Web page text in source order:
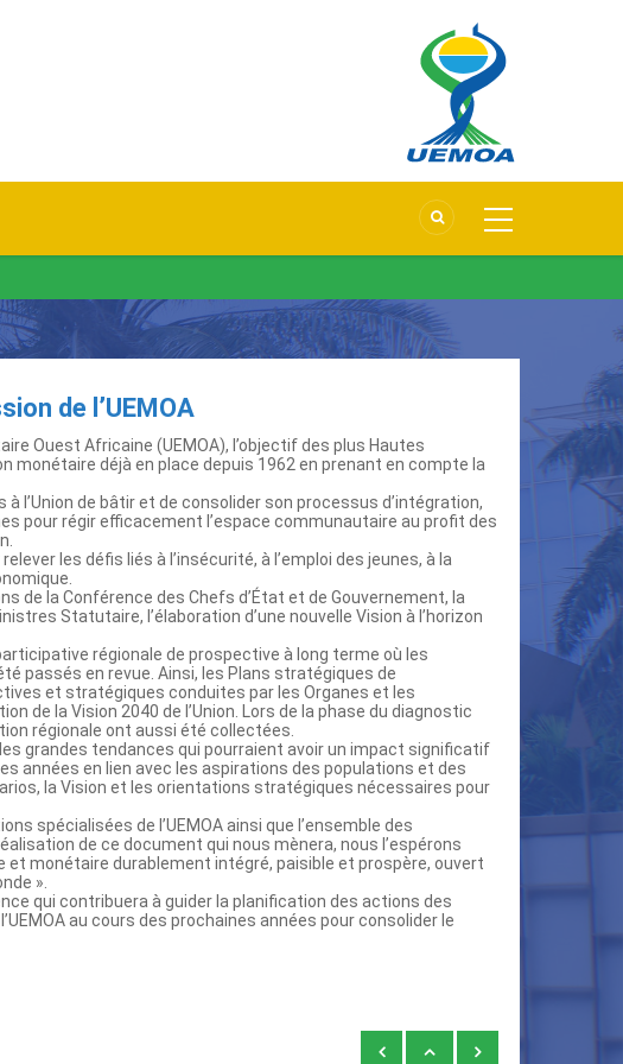
de l’UEMOA
Ouest Africaine (UEMOA), l’objectif des plus Hautes
monétaire déjà en place depuis 1962 en prenant en compte la
à l’Union de bâtir et de consolider son processus d’intégration,
pour régir efficacement l’espace communautaire au profit des
les défis liés à l’insécurité, à l’emploi des jeunes, à la
de la Conférence des Chefs d’État et de Gouvernement, la
Statutaire, l’élaboration d’une nouvelle Vision à l’horizon
régionale de prospective à long terme où les
passés en revue. Ainsi, les Plans stratégiques de
et stratégiques conduites par les Organes et les
de la Vision 2040 de l’Union. Lors de la phase du diagnostic
régionale ont aussi été collectées.
grandes tendances qui pourraient avoir un impact significatif
années en lien avec les aspirations des populations et des
la Vision et les orientations stratégiques nécessaires pour
spécialisées de l’UEMOA ainsi que l’ensemble des
de ce document qui nous mènera, nous l’espérons
et monétaire durablement intégré, paisible et prospère, ouvert
».
qui contribuera à guider la planification des actions des
au cours des prochaines années pour consolider le